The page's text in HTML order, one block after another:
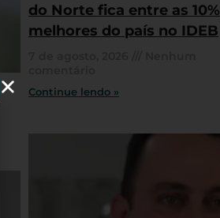
do Norte fica entre as 10%
melhores do país no IDEB
Continue lendo »